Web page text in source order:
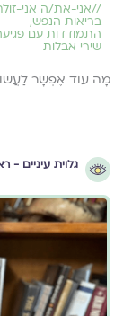
//אני-את/ה אני-
בריאות הנפש,
התמודדות עם
שירי אבלות
מָה עוֹד אֶפְשָׁר
גלוית עיניים -